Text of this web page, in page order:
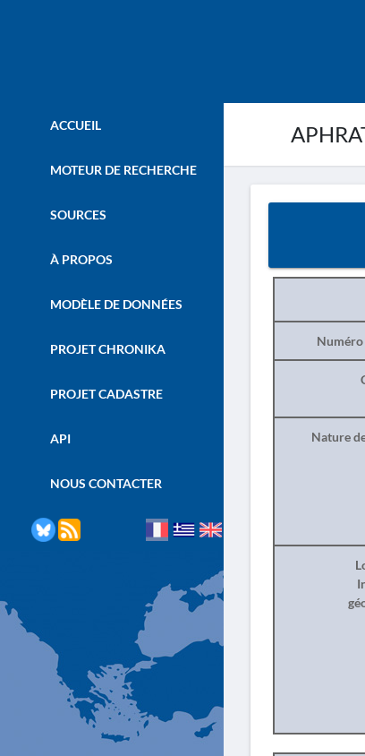
ACCUEIL
MOTEUR DE RECHERCHE
SOURCES
À PROPOS
MODÈLE DE DONNÉES
PROJET CHRONIKA
PROJET CADASTRE
API
NOUS CONTACTER
Nature